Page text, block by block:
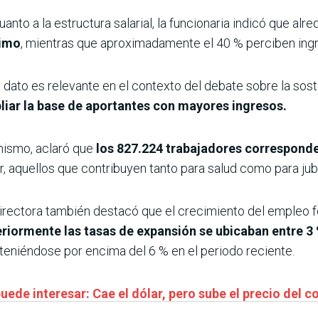
a la estructura salarial, la funcionaria indicó que
, mientras que aproximadamente el 40 % perciben
dato es relevante en el contexto del debate sobre la
la base de aportantes con mayores ingresos.
aclaró que los 827.224 trabajadores
aquellos que contribuyen tanto para salud como para
también destacó que el crecimiento del empleo
las tasas de expansión se ubicaban entre 3
por encima del 6 % en el periodo reciente.
interesar: Cae el dólar, pero sube el precio del